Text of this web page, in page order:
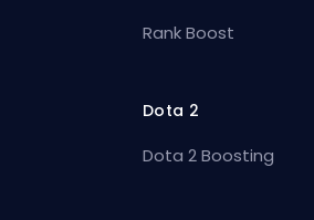
Rank Boost
Dota 2
Dota 2 Boosting